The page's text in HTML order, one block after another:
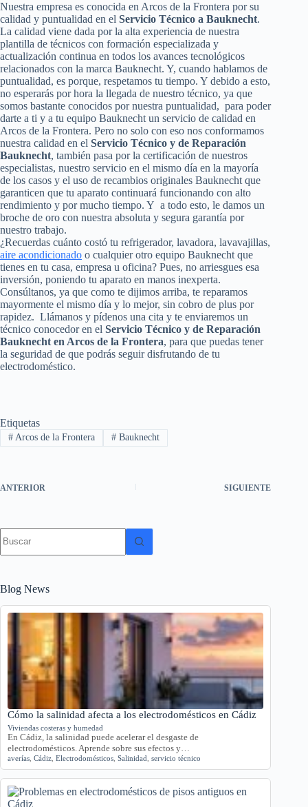
Nuestra empresa es conocida en Arcos de la Frontera por su
calidad y puntualidad en el Servicio Técnico a Bauknecht.
La calidad viene dada por la alta experiencia de nuestra
plantilla de técnicos con formación especializada y
actualización continua en todos los avances tecnológicos
relacionados con la marca Bauknecht. Y, cuando hablamos de
puntualidad, es porque, respetamos tu tiempo. Y debido a esto,
no esperarás por hora la llegada de nuestro técnico, ya que
somos bastante conocidos por nuestra puntualidad, para poder
darte a ti y a tu equipo Bauknecht un servicio de calidad en
Arcos de la Frontera. Pero no solo con eso nos conformamos
nuestra calidad en el Servicio Técnico y de Reparación
Bauknecht, también pasa por la certificación de nuestros
especialistas, nuestro servicio en el mismo día en la mayoría
de los casos y el uso de recambios originales Bauknecht que
garanticen que tu aparato continuará funcionando con alto
rendimiento y por mucho tiempo. Y a todo esto, le damos un
broche de oro con nuestra absoluta y segura garantía por
nuestro trabajo.
¿Recuerdas cuánto costó tu refrigerador, lavadora, lavavajillas,
aire acondicionado o cualquier otro equipo Bauknecht que
tienes en tu casa, empresa u oficina? Pues, no arriesgues esa
inversión, poniendo tu aparato en manos inexperta.
Consúltanos, ya que como te dijimos arriba, te reparamos
mayormente el mismo día y lo mejor, sin cobro de plus por
rapidez. Llámanos y pídenos una cita y te enviaremos un
técnico conocedor en el Servicio Técnico y de Reparación
Bauknecht en Arcos de la Frontera, para que puedas tener
la seguridad de que podrás seguir disfrutando de tu
electrodoméstico.
Etiquetas
#Arcos de la Frontera #Bauknecht
ANTERIOR SIGUIENTE
resultados
Blog News
Cómo la salinidad afecta a los electrodomésticos en Cádiz
Viviendas costeras y humedad
En Cádiz, la salinidad puede acelerar el desgaste de
electrodomésticos. Aprende sobre sus efectos y…
averías Cádiz Electrodomésticos Salinidad servicio técnico